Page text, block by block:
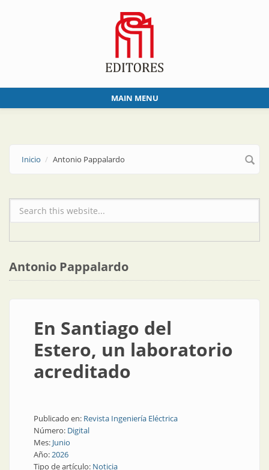
MAIN MENU
Inicio Antonio Pappalardo
Formulario de búsqueda
Antonio Pappalardo
En Santiago del
Estero, un laboratorio
acreditado
Publicado en: Revista Ingeniería Eléctrica
Número: Digital
Mes: Junio
Año:2026
Tipo de artículo: Noticia